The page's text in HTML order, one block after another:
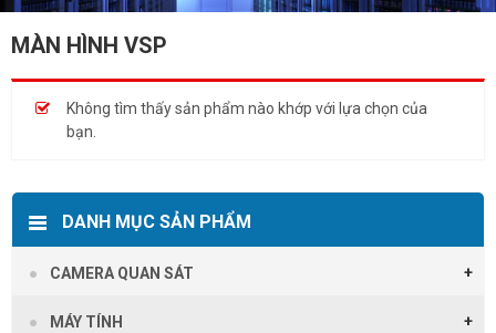
MÀN HÌNH VSP
Không tìm thấy sản phẩm nào khớp với lựa chọn của
bạn.
DANH MỤC SẢN PHẨM
CAMERA QUAN SÁT
MÁY TÍNH